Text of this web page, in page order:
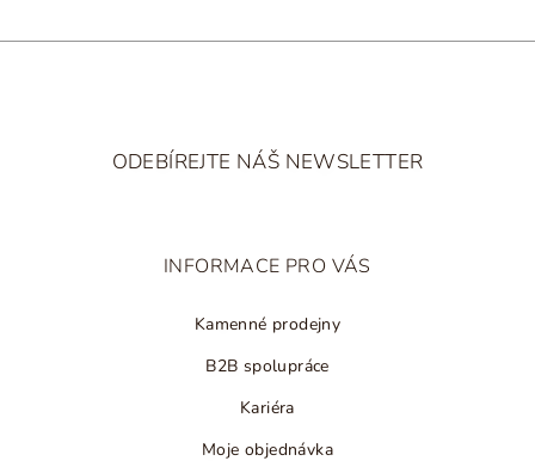
ODEBÍREJTE NÁŠ NEWSLETTER
INFORMACE PRO VÁS
Kamenné prodejny
B2B spolupráce
Kariéra
Moje objednávka